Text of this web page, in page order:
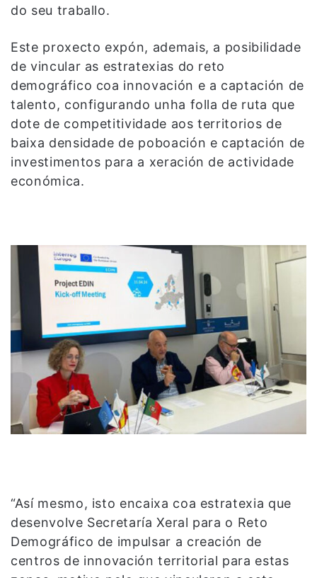
do seu traballo.
Este proxecto expón, ademais, a posibilidade
de vincular as estratexias do reto
demográfico coa innovación e a captación de
talento, configurando unha folla de ruta que
dote de competitividade aos territorios de
baixa densidade de poboación e captación de
investimentos para a xeración de actividade
económica.
“Así mesmo, isto encaixa coa estratexia que
desenvolve Secretaría Xeral para o Reto
Demográfico de impulsar a creación de
centros de innovación territorial para estas